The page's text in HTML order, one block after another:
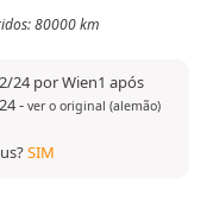
80000 km
24 por Wien1 após
- ver o original (alemão)
SIM